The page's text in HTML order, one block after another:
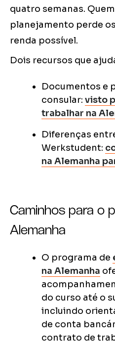
quatro semanas.
planejamento perde
renda possível.
Dois recursos que
Documentos e
consular: visto
trabalhar na
Diferenças
Werkstudent:
na Alemanha
Caminhos para o
Alemanha
O programa de
na Alemanha
do curso até o
incluindo
de conta
contrato de